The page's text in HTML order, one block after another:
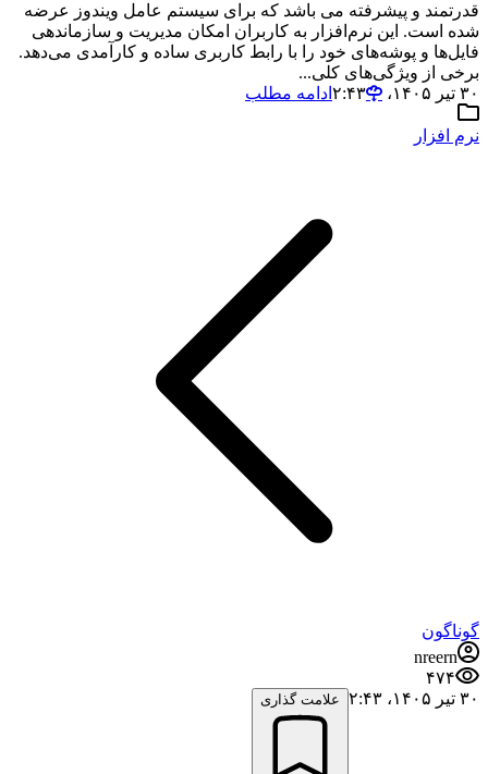
قدرتمند و پیشرفته می باشد که برای سیستم عامل ویندوز عرضه
شده است. این نرم‌افزار به کاربران امکان مدیریت و سازماندهی
فایل‌ها و پوشه‌های خود را با رابط کاربری ساده و کارآمدی می‌دهد.
برخی از ویژگی‌های کلی...
۳۰ تیر ۱۴۰۵،‏ ۲:۴۳
ادامه مطلب
نرم افزار
گوناگون
nreern
۴۷۴
۳۰ تیر ۱۴۰۵،‏ ۲:۴۳
علامت گذاری